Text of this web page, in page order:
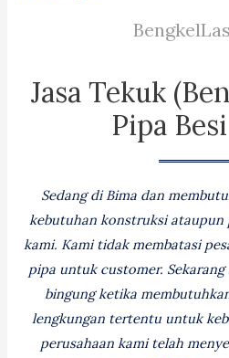
Jasa Tekuk
Pipa
Sedang di Bima dan
kebutuhan konstruksi ataupun
kami. Kami tidak membatasi
pipa untuk customer.
bingung ketika
lengkungan tertentu untuk
perusahaan kami telah